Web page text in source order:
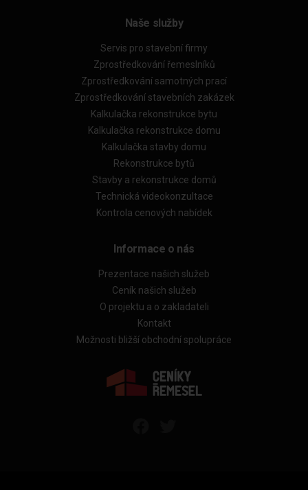
Naše služby
Servis pro stavební firmy
Zprostředkování řemeslníků
Zprostředkování samotných prací
Zprostředkování stavebních zakázek
Kalkulačka rekonstrukce bytu
Kalkulačka rekonstrukce domu
Kalkulačka stavby domu
Rekonstrukce bytů
Stavby a rekonstrukce domů
Technická videokonzultace
Kontrola cenových nabídek
Informace o nás
Prezentace našich služeb
Ceník našich služeb
O projektu a o zakladateli
Kontakt
Možnosti bližší obchodní spolupráce